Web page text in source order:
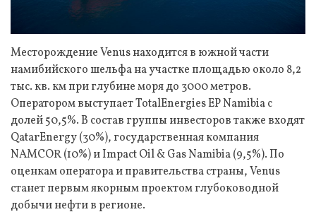
Месторождение Venus находится в южной части
намибийского шельфа на участке площадью около 8,2
тыс. кв. км при глубине моря до 3000 метров.
Оператором выступает TotalEnergies EP Namibia с
долей 50,5%. В состав группы инвесторов также входят
QatarEnergy (30%), государственная компания
NAMCOR (10%) и Impact Oil & Gas Namibia (9,5%). По
оценкам оператора и правительства страны, Venus
станет первым якорным проектом глубоководной
добычи нефти в регионе.